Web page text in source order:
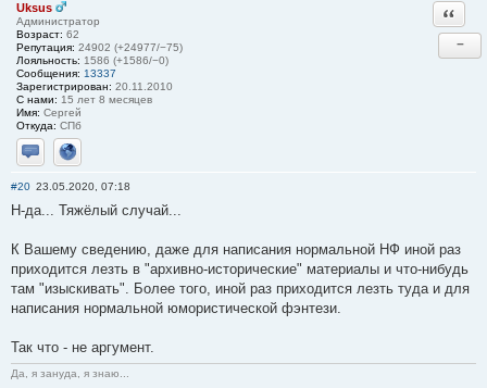
Uksus
Администратор
Возраст: 62
Репутация: 24902 (+24977/−75)
Лояльность: 1586 (+1586/−0)
Сообщения: 13337
Зарегистрирован: 20.11.2010
С нами: 15 лет 8 месяцев
Имя: Сергей
Откуда: СПб
Отправить личное сообщение
Сайт
−
#20 23.05.2020, 07:18
Н-да... Тяжёлый случай...
К Вашему сведению, даже для написания нормальной НФ иной раз
приходится лезть в "архивно-исторические" материалы и что-нибудь
там "изыскивать". Более того, иной раз приходится лезть туда и для
написания нормальной юмористической фэнтези.
Так что - не аргумент.
Да, я зануда, я знаю...